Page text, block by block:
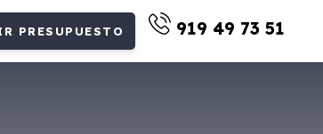
PRESUPUESTO 919 49 73 51